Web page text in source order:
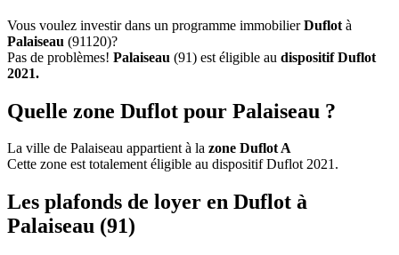
Vous voulez investir dans un programme immobilierDuflot à
Palaiseau (91120)?
Pas de problèmes! Palaiseau (91) est éligible au dispositif Duflot
2021.
Quelle zone Duflot pour Palaiseau ?
La ville de Palaiseau appartient à la zone Duflot A
Cette zone est totalement éligible au dispositif Duflot 2021.
Les plafonds de loyer en Duflot à
Palaiseau (91)